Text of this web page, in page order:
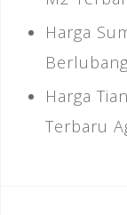
Harga
Harga
Terbaru